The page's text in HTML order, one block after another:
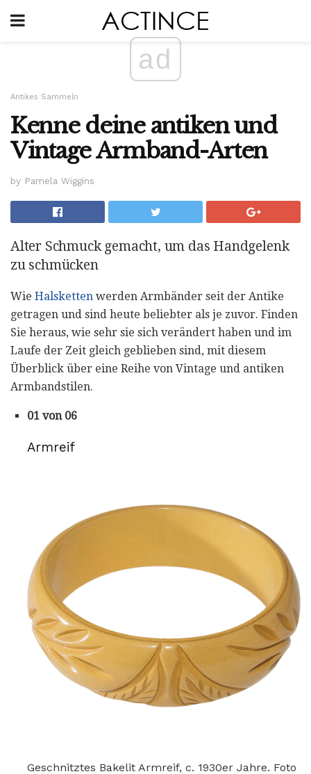
ad
Antikes Sammeln
Kenne deine antiken und
Vintage Armband-Arten
by Pamela Wiggins
Alter Schmuck gemacht, um das Handgelenk
zu schmücken
Wie Halsketten werden Armbänder seit der Antike
getragen und sind heute beliebter als je zuvor. Finden
Sie heraus, wie sehr sie sich verändert haben und im
Laufe der Zeit gleich geblieben sind, mit diesem
Überblick über eine Reihe von Vintage und antiken
Armbandstilen.
01 von 06
Armreif
Geschnitztes Bakelit Armreif, c. 1930er Jahre. Foto